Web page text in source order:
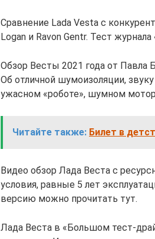
Сравнение Lada Vesta с
Logan и Ravon Gentr. Тест журнала
Обзор Весты 2021 года от Павла
Об отличной шумоизоляции,
ужасном «роботе», шумном
Читайте также: Билет в
Видео обзор Лада Веста с
условия, равные 5 лет
версию можно прочитать тут.
Лада Веста в «Большом тест-